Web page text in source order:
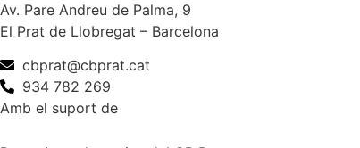
Av. Pare Andreu de Palma, 9
El Prat de Llobregat – Barcelona
cbprat@cbprat.cat
934 782 269
Amb el suport de